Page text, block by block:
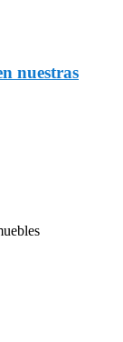
nuestras